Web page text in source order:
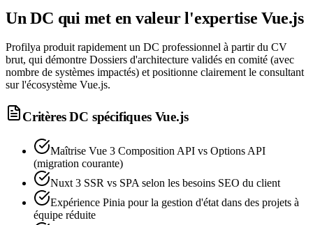
Un DC qui met en valeur l'expertiseVue.js
Profilya produit rapidement un DC professionnel à partir du CV
brut, qui démontre Dossiers d'architecture validés en comité (avec
nombre de systèmes impactés) et positionne clairement le consultant
sur l'écosystème Vue.js.
Critères DC spécifiques Vue.js
Maîtrise Vue 3 Composition API vs Options API
(migration courante)
Nuxt 3 SSR vs SPA selon les besoins SEO du client
Expérience Pinia pour la gestion d'état dans des projets à
équipe réduite